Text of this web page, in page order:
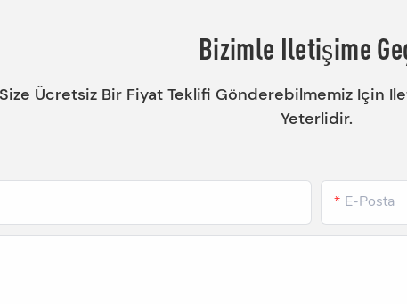
Bizimle Iletişime
Ücretsiz Bir Fiyat Teklifi Gönderebilmemiz Için
Yeterlidir.
E-Posta